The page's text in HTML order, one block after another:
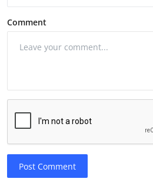
Comment
Post Comment